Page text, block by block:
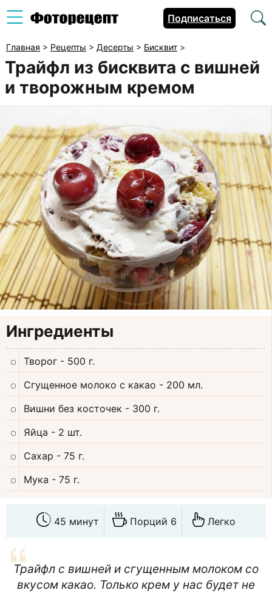
Подписаться
Главная > Рецепты > Десерты > Бисквит >
Трайфл из бисквита с вишней
и творожным кремом
Ингредиенты
Творог - 500 г.
Сгущенное молоко с какао - 200 мл.
Вишни без косточек - 300 г.
Яйца - 2 шт.
Сахар - 75 г.
Мука - 75 г.
45 минут Порций 6 Легко
Трайфл с вишней и сгущенным молоком со
вкусом какао. Только крем у нас будет не